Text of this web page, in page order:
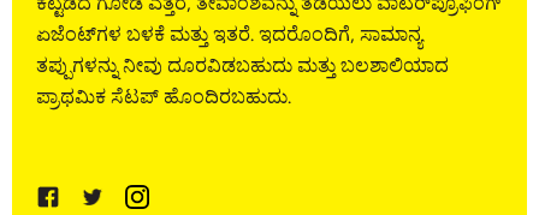
ಏಜೆಂಟ್‌ಗಳ ಬಳಕೆ ಮತ್ತು ಇತರೆ. ಇದರೊಂದಿಗೆ, ಸಾಮಾನ್ಯ
ತಪ್ಪುಗಳನ್ನು ನೀವು ದೂರವಿಡಬಹುದು ಮತ್ತು ಬಲಶಾಲಿಯಾದ
ಪ್ರಾಥಮಿಕ ಸೆಟಪ್‌ ಹೊಂದಿರಬಹುದು.